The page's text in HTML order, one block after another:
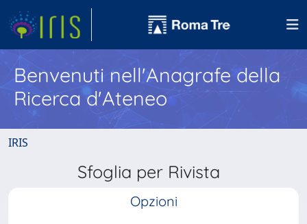
Benvenuti nell'Anagrafe della
Ricerca d'Ateneo
IRIS
Sfoglia per Rivista
Opzioni